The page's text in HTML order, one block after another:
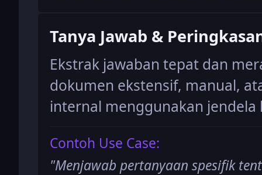
Tanya Jawab &
Ekstrak jawaban tepat dan
dokumen ekstensif, manual,
internal menggunakan jendela
Contoh Use Case:
"Menjawab pertanyaan spesifik